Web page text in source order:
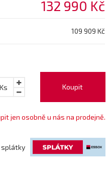
132 990 Kč
109 909 Kč
Koupit
Ks
jen osobně u nás na prodejně.
splátky